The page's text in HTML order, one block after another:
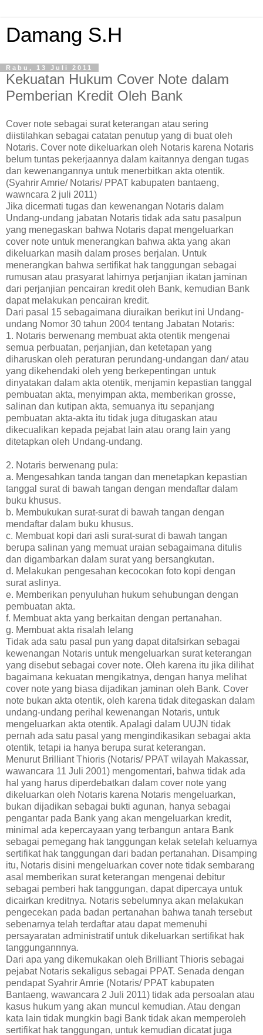
Damang S.H
Rabu, 13 Juli 2011
Kekuatan Hukum Cover Note dalam
Pemberian Kredit Oleh Bank
Cover note sebagai surat keterangan atau sering
diistilahkan sebagai catatan penutup yang di buat oleh
Notaris. Cover note dikeluarkan oleh Notaris karena Notaris
belum tuntas pekerjaannya dalam kaitannya dengan tugas
dan kewenangannya untuk menerbitkan akta otentik.
(Syahrir Amrie/ Notaris/ PPAT kabupaten bantaeng,
wawncara 2 juli 2011)
Jika dicermati tugas dan kewenangan Notaris dalam
Undang-undang jabatan Notaris tidak ada satu pasalpun
yang menegaskan bahwa Notaris dapat mengeluarkan
cover note untuk menerangkan bahwa akta yang akan
dikeluarkan masih dalam proses berjalan. Untuk
menerangkan bahwa sertifikat hak tanggungan sebagai
rumusan atau prasyarat lahirnya perjanjian ikatan jaminan
dari perjanjian pencairan kredit oleh Bank, kemudian Bank
dapat melakukan pencairan kredit.
Dari pasal 15 sebagaimana diuraikan berikut ini Undang-
undang Nomor 30 tahun 2004 tentang Jabatan Notaris:
1. Notaris berwenang membuat akta otentik mengenai
semua perbuatan, perjanjian, dan ketetapan yang
diharuskan oleh peraturan perundang-undangan dan/ atau
yang dikehendaki oleh yeng berkepentingan untuk
dinyatakan dalam akta otentik, menjamin kepastian tanggal
pembuatan akta, menyimpan akta, memberikan grosse,
salinan dan kutipan akta, semuanya itu sepanjang
pembuatan akta-akta itu tidak juga ditugaskan atau
dikecualikan kepada pejabat lain atau orang lain yang
ditetapkan oleh Undang-undang.
2. Notaris berwenang pula:
a. Mengesahkan tanda tangan dan menetapkan kepastian
tanggal surat di bawah tangan dengan mendaftar dalam
buku khusus.
b. Membukukan surat-surat di bawah tangan dengan
mendaftar dalam buku khusus.
c. Membuat kopi dari asli surat-surat di bawah tangan
berupa salinan yang memuat uraian sebagaimana ditulis
dan digambarkan dalam surat yang bersangkutan.
d. Melakukan pengesahan kecocokan foto kopi dengan
surat aslinya.
e. Memberikan penyuluhan hukum sehubungan dengan
pembuatan akta.
f. Membuat akta yang berkaitan dengan pertanahan.
g. Membuat akta risalah lelang
Tidak ada satu pasal pun yang dapat ditafsirkan sebagai
kewenangan Notaris untuk mengeluarkan surat keterangan
yang disebut sebagai cover note. Oleh karena itu jika dilihat
bagaimana kekuatan mengikatnya, dengan hanya melihat
cover note yang biasa dijadikan jaminan oleh Bank. Cover
note bukan akta otentik, oleh karena tidak ditegaskan dalam
undang-undang perihal kewenangan Notaris, untuk
mengeluarkan akta otentik. Apalagi dalam UUJN tidak
pernah ada satu pasal yang mengindikasikan sebagai akta
otentik, tetapi ia hanya berupa surat keterangan.
Menurut Brilliant Thioris (Notaris/ PPAT wilayah Makassar,
wawancara 11 Juli 2001) mengomentari, bahwa tidak ada
hal yang harus diperdebatkan dalam cover note yang
dikeluarkan oleh Notaris karena Notaris mengeluarkan,
bukan dijadikan sebagai bukti agunan, hanya sebagai
pengantar pada Bank yang akan mengeluarkan kredit,
minimal ada kepercayaan yang terbangun antara Bank
sebagai pemegang hak tanggungan kelak setelah keluarnya
sertifikat hak tanggungan dari badan pertanahan. Disamping
itu, Notaris disini mengeluarkan cover note tidak sembarang
asal memberikan surat keterangan mengenai debitur
sebagai pemberi hak tanggungan, dapat dipercaya untuk
dicairkan kreditnya. Notaris sebelumnya akan melakukan
pengecekan pada badan pertanahan bahwa tanah tersebut
sebenarnya telah terdaftar atau dapat memenuhi
persayaratan administratif untuk dikeluarkan sertifikat hak
tanggungannnya.
Dari apa yang dikemukakan oleh Brilliant Thioris sebagai
pejabat Notaris sekaligus sebagai PPAT. Senada dengan
pendapat Syahrir Amrie (Notaris/ PPAT kabupaten
Bantaeng, wawancara 2 Juli 2011) tidak ada persoalan atau
kasus hukum yang akan muncul kemudian. Atau dengan
kata lain tidak mungkin bagi Bank tidak akan memperoleh
sertifikat hak tanggungan, untuk kemudian dicatat juga